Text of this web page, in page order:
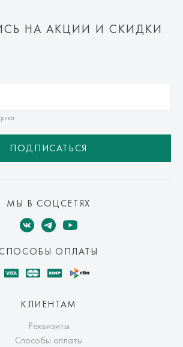
НА АКЦИИ И СКИДКИ
ПОДПИСАТЬСЯ
МЫ В СОЦСЕТЯХ
ОПЛАТЫ
КЛИЕНТАМ
Реквизиты
Способы оплаты